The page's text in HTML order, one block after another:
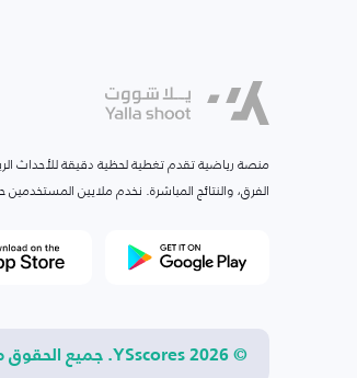
منصة رياضية تقدم تغطية لحظية دقيقة للأحداث
الفرق، والنتائج المباشرة. نخدم ملايين
© 2026 YSscores. جميع الحقوق محفوظة.